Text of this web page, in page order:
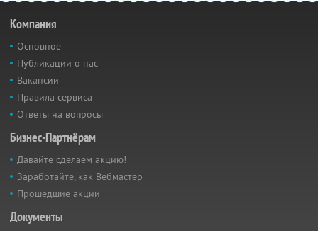
Компания
Основное
Публикации о нас
Вакансии
Правила сервиса
Ответы на вопросы
Бизнес-Партнёрам
Давайте сделаем акцию!
Заработайте, как Вебмастер
Прошедшие акции
Документы